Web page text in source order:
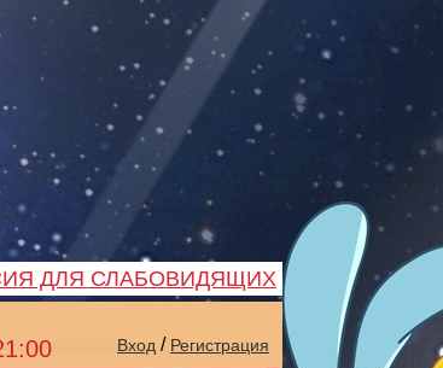
ДЛЯ СЛАБОВИДЯЩИХ
Вход / Регистрация